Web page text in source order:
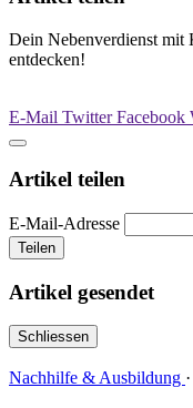
Dein Nebenverdienst
entdecken!
E-Mail TwitterFacebook
Artikel teilen
E-Mail-Adresse
Teilen
Artikel gesendet
Schliessen
Nachhilfe & Ausbildung ·